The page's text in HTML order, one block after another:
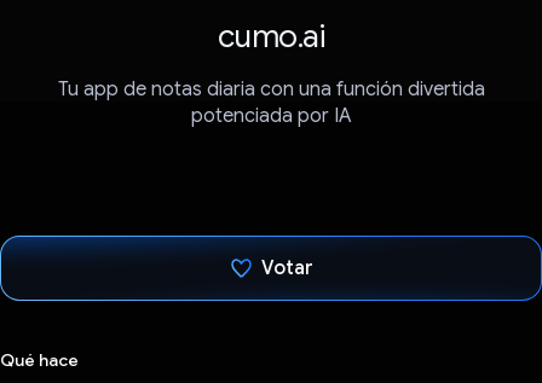
cumo.ai
Tu app de notas diaria con una función divertida
potenciada por IA
Votar
Qué hace